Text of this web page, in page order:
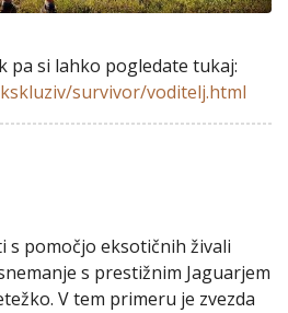
pa si lahko pogledate tukaj:
survivor/voditelj.html
s pomočjo eksotičnih živali
s prestižnim Jaguarjem
V tem primeru je zvezda